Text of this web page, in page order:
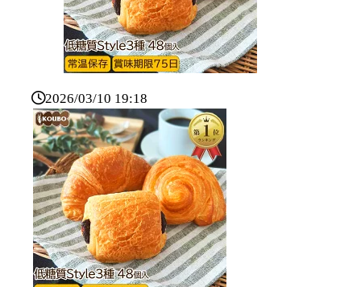
2026/03/10 19:18